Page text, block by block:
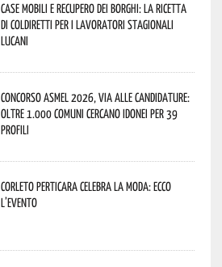
Case mobili e recupero dei borghi: la ricetta
di Coldiretti per i lavoratori stagionali
lucani
Concorso Asmel 2026, via alle candidature:
oltre 1.000 Comuni cercano idonei per 39
profili
Corleto Perticara celebra la moda: ecco
l’evento